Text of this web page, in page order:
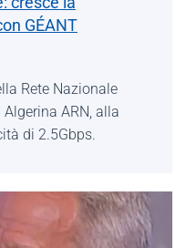
GÉANT
Rete Nazionale
ARN, alla
di 2.5Gbps.